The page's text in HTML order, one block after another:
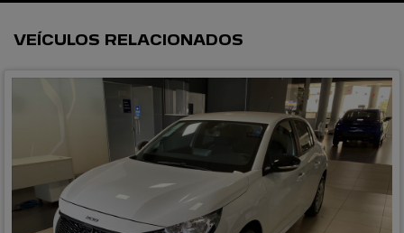
VEÍCULOS RELACIONADOS